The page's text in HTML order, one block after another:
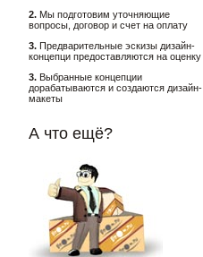
2. Мы подготовим уточняющие
вопросы, договор и счет на оплату
3. Предварительные эскизы дизайн-
концепци предоставляются на оценку
3. Выбранные концепции
дорабатываются и создаются дизайн-
макеты
А что ещё?